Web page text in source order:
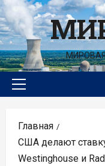
Перейти
к
содержимому
Основное
Главная
США делают
Westinghouse и